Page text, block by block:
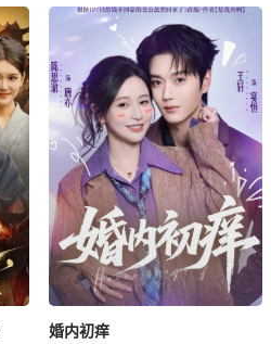
婚内初痒